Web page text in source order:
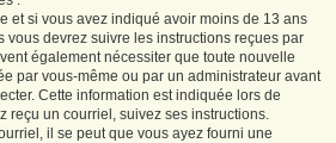
et si vous avez indiqué avoir moins de 13 ans
vous devrez suivre les instructions reçues par
également nécessiter que toute nouvelle
par vous-même ou par un administrateur avant
Cette information est indiquée lors de
reçu un courriel, suivez ses instructions.
il se peut que vous ayez fourni une